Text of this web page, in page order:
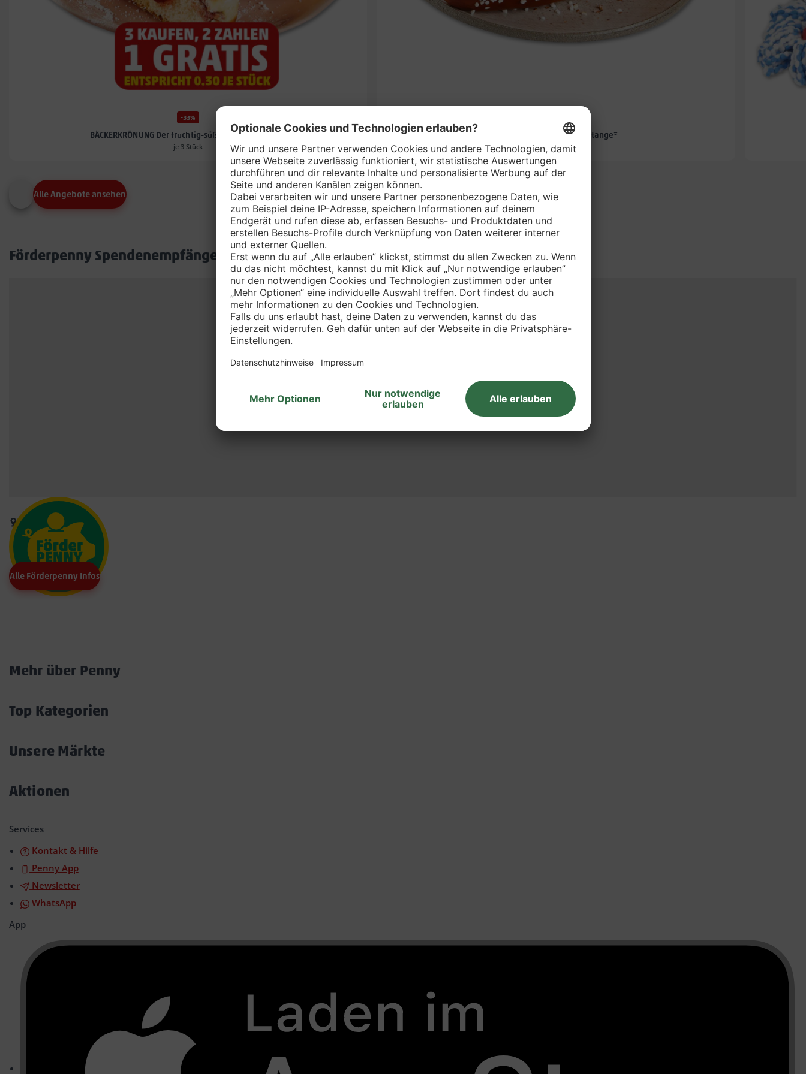
-33%
BÄCKERKRÖNUNG Der fruchtig-süß gefüllte Krapfen*
je 3 Stück
BÄCKERKRÖNUNG Laugenstange*
je Stück
Alle Angebote ansehen
Förderpenny Spendenempfänger in deinem Markt
Alle Förderpenny Infos
Mehr über Penny
Top Kategorien
Unsere Märkte
Aktionen
Services
Kontakt & Hilfe
Penny App
Newsletter
WhatsApp
App